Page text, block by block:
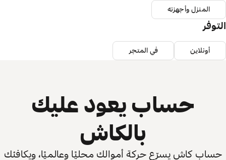
المنزل وأجهزته
التوفر
أونلاين في المتجر
حساب يعود عليك
بالكاش
حساب كاش يسرّع حركة أموالك محليًا وعالميًا، ويكافئك